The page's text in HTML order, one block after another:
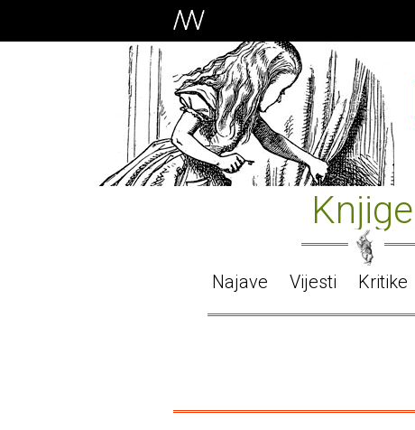
Knjige
Najave Vijesti Kritike